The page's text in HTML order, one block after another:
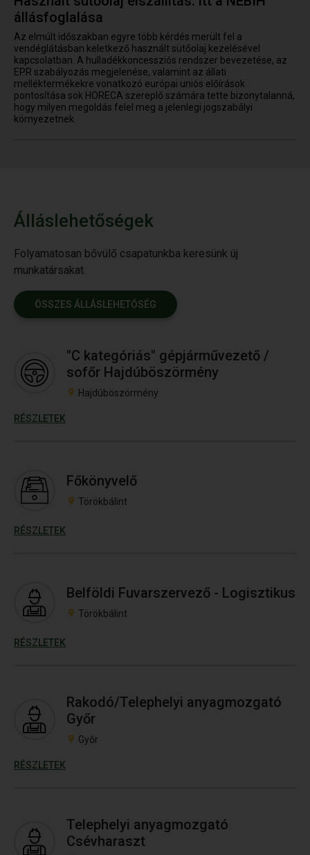
állásfoglalása
Az elmúlt időszakban egyre több kérdés merült fel a
vendéglátásban keletkező használt sütőolaj kezelésével
kapcsolatban. A hulladékkoncessziós rendszer bevezetése, az
EPR szabályozás megjelenése, valamint az állati
melléktermékekre vonatkozó európai uniós előírások
pontosítása sok HORECA szereplő számára tette bizonytalanná,
hogy milyen megoldás felel meg a jelenlegi jogszabályi
környezetnek.
Álláslehetőségek
Folyamatosan bővülő csapatunkba keresünk új
munkatársakat.
ÖSSZES ÁLLÁSLEHETŐSÉG
"C kategóriás" gépjárművezető /
sofőr Hajdúböszörmény
Hajdúböszörmény
RÉSZLETEK
Főkönyvelő
Törökbálint
RÉSZLETEK
Belföldi Fuvarszervező - Logisztikus
Törökbálint
RÉSZLETEK
Rakodó/Telephelyi anyagmozgató
Győr
Győr
RÉSZLETEK
Telephelyi anyagmozgató
Csévharaszt